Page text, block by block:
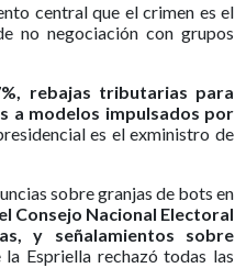
central que el crimen es el
no negociación con grupos
rebajas tributarias para
a modelos impulsados por
es el exministro de
sobre granjas de bots en
Consejo Nacional Electoral
y señalamientos sobre
la Espriella rechazó todas las